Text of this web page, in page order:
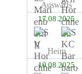
Auswärts
17.08.2025
Heim
10.08.2025